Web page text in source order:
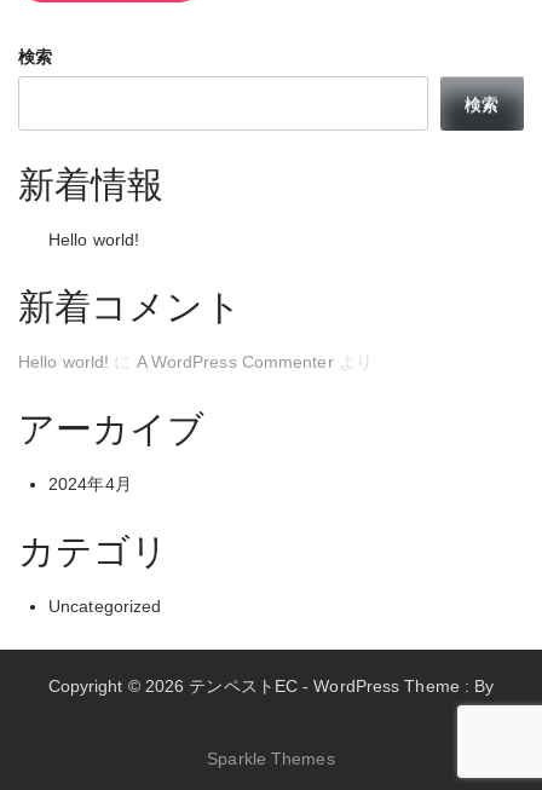
検索
検索
新着情報
Hello world!
新着コメント
Hello world! に A WordPress Commenterより
アーカイブ
2024年4月
カテゴリ
Uncategorized
Copyright © 2026 テンペストEC - WordPress Theme : By
Sparkle Themes